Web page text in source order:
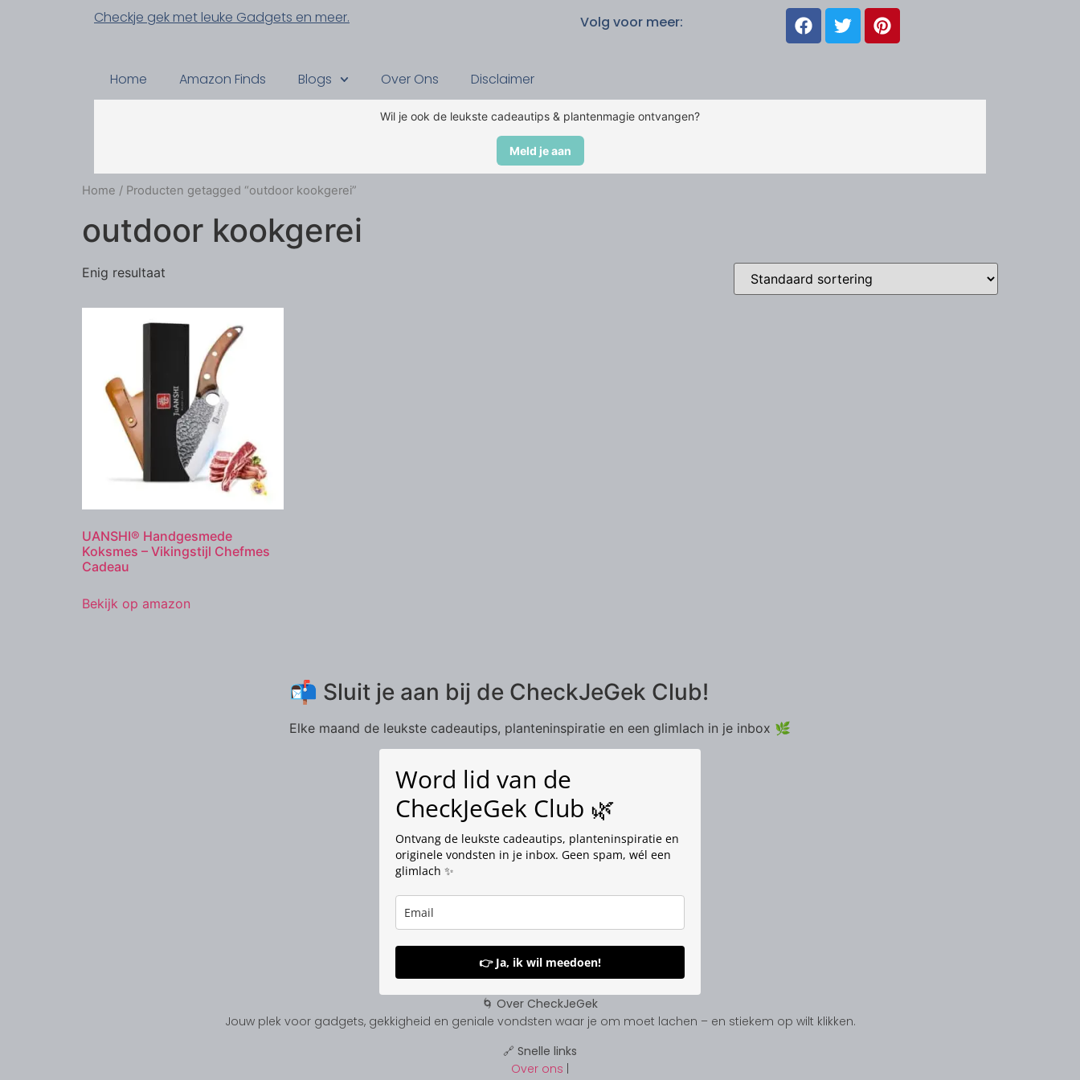
Checkje gek met leuke Gadgets en meer. Volg voor meer:
Home Amazon Finds Blogs Over Ons Disclaimer
Wil je ook de leukste cadeautips & plantenmagie ontvangen?
Meld je aan
Home / Producten getagged “outdoor kookgerei”
outdoor kookgerei
Enig resultaat
UANSHI® Handgesmede
Koksmes – Vikingstijl Chefmes
Cadeau
Bekijk op amazon
📬 Sluit je aan bij de CheckJeGek Club!
Elke maand de leukste cadeautips, planteninspiratie en een glimlach in je inbox 🌿
Word lid van de
CheckJeGek Club 🌿
Ontvang de leukste cadeautips, planteninspiratie en
originele vondsten in je inbox. Geen spam, wél een
glimlach ✨
👉 Ja, ik wil meedoen!
🌀 Over CheckJeGek
Jouw plek voor gadgets, gekkigheid en geniale vondsten waar je om moet lachen – en stiekem op wilt klikken.
🔗 Snelle links
Over ons |